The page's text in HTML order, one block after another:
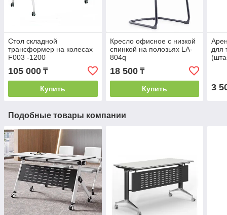
Стол складной
трансформер на колесах
F003 -1200
105 000 ₸
Купить
Кресло офисное с низкой
спинкой на полозьях LA-
804q
18 500₸
Купить
для
3
Подобные товары компании